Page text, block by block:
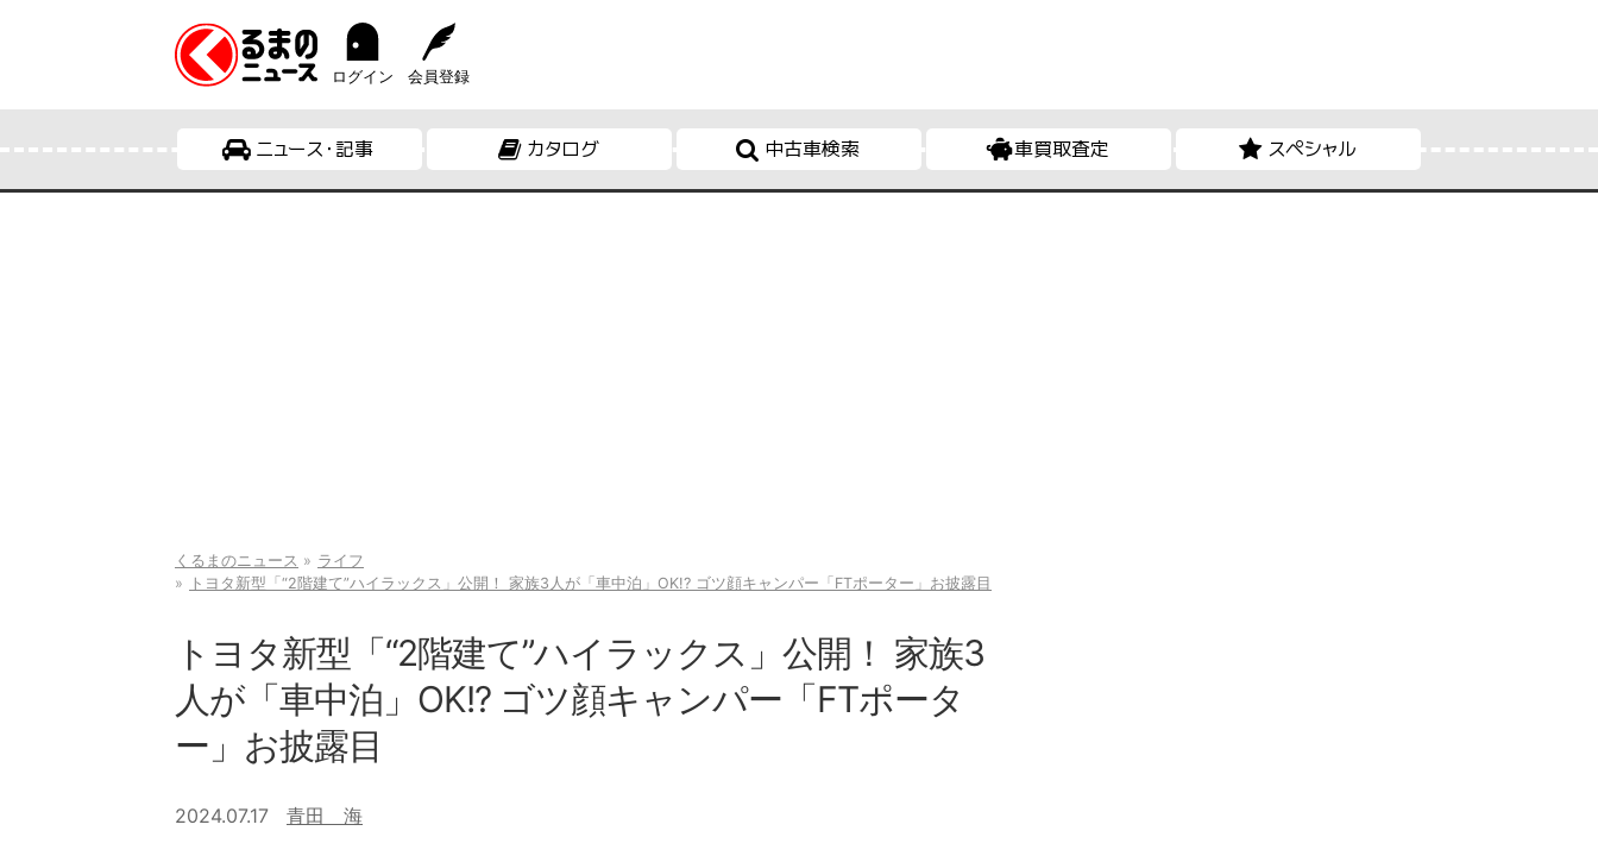
ログイン 会員登録
ニュース・記事 カタログ 中古車検索 車買取査定 スペシャル
くるまのニュース
ライフ
トヨタ新型「“2階建て”ハイラックス」公開！ 家族3人が「車中泊」OK!? ゴツ顔キャンパー「FTポーター」お披露目
トヨタ新型「“2階建て”ハイラックス」公開！ 家族3
人が「車中泊」OK!? ゴツ顔キャンパー「FTポータ
ー」お披露目
2024.07.17 青田 海